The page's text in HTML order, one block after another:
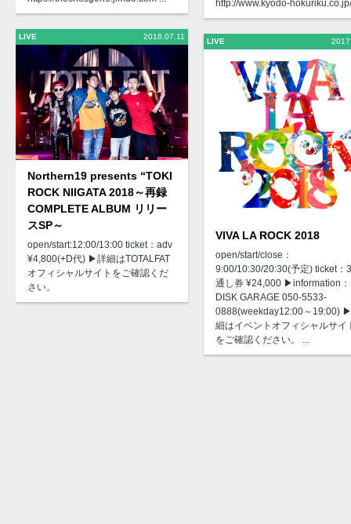
LIVE 2018.07.11
Northern19 presents “TOKI
ROCK NIIGATA 2018～再録
COMPLETE ALBUM リリー
スSP～
open/start:12:00/13:00 ticket：adv
¥4,800(+D代) ▶︎詳細はTOTALFAT
オフィシャルサイトをご確認くだ
さい。
http://www.kyodo-
LIVE
VIVA LA ROCK 2018
open/start/close：
9:00/10:30/20:30(予定) ticket：
通し券 ¥24,000 ▶︎information：
DISK GARAGE 050-5533-
0888(weekday12:00～19:00)
細はイベントオフィシャルサイ
をご確認ください。 ...